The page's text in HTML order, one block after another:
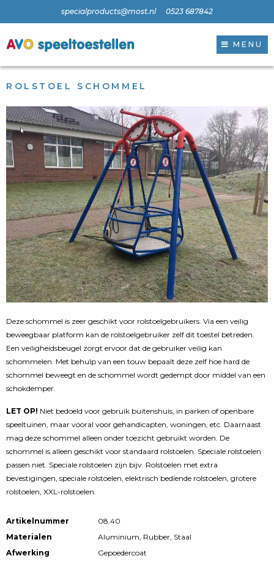
specialproducts@most.nl 0523 687842
MENU
ROLSTOEL SCHOMMEL
Deze schommel is zeer geschikt voor rolstoelgebruikers. Via een veilig
beweegbaar platform kan de rolstoelgebruiker zelf dit toestel betreden.
Een veiligheidsbeugel zorgt ervoor dat de gebruiker veilig kan
schommelen. Met behulp van een touw bepaalt deze zelf hoe hard de
schommel beweegt en de schommel wordt gedempt door middel van een
schokdemper.
LET OP! Niet bedoeld voor gebruik buitenshuis, in parken of openbare
speeltuinen, maar vooral voor gehandicapten, woningen, etc. Daarnaast
mag deze schommel alleen onder toezicht gebruikt worden. De
schommel is alleen geschikt voor standaard rolstoelen. Speciale rolstoelen
passen niet. Speciale rolstoelen zijn bijv. Rolstoelen met extra
bevestigingen, speciale rolstoelen, elektrisch bediende rolstoelen, grotere
rolstoelen, XXL-rolstoelen.
Artikelnummer
08.40
Materialen
Aluminium, Rubber, Staal
Afwerking
Gepoedercoat